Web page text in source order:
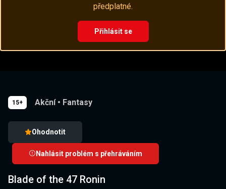
předplatné.
Přihlásit se
15+ Akční • Fantasy
Ohodnotit
Nahlásit problém s přehráváním
Blade of the 47 Ronin